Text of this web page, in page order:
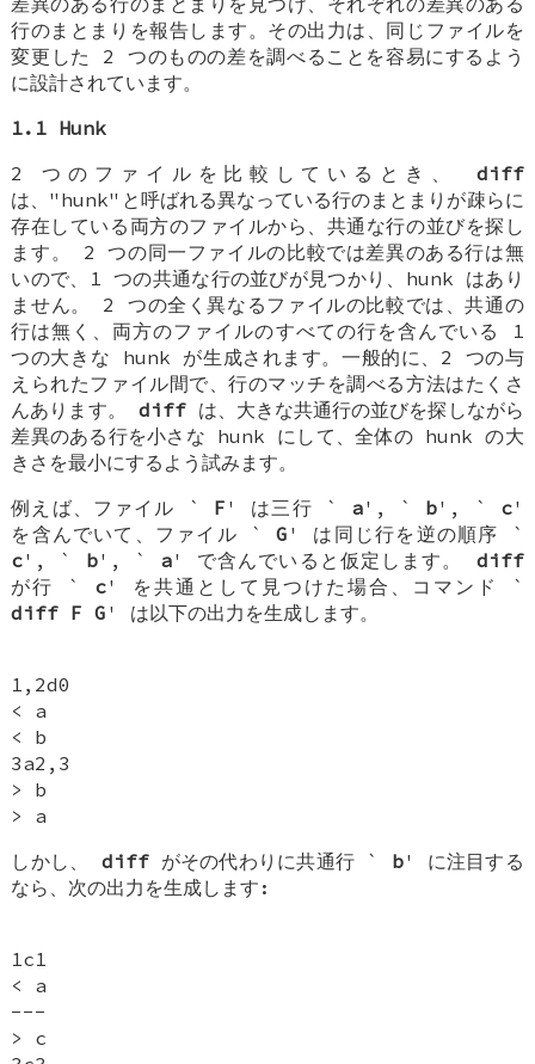
行のまとまりを報告します。その出力は、同じファイルを
変更した 2 つのものの差を調べることを容易にするよう
に設計されています。
1.1 Hunk
2 つのファイルを比較しているとき、 diff
は、"hunk"と呼ばれる異なっている行のまとまりが疎らに
存在している両方のファイルから、共通な行の並びを探し
ます。 2 つの同一ファイルの比較では差異のある行は無
いので、1 つの共通な行の並びが見つかり、hunk はあり
ません。 2 つの全く異なるファイルの比較では、共通の
行は無く、両方のファイルのすべての行を含んでいる 1
つの大きな hunk が生成されます。一般的に、2 つの与
えられたファイル間で、行のマッチを調べる方法はたくさ
んあります。 diffは、大きな共通行の並びを探しながら
差異のある行を小さな hunk にして、全体の hunk の大
きさを最小にするよう試みます。
例えば、ファイル ` F ' は三行 ` a', ` b', ` c'
を含んでいて、ファイル `G ' は同じ行を逆の順序 `
c', ` b', ` a' で含んでいると仮定します。 diff
が行 ` c' を共通として見つけた場合、コマンド `
diff F G ' は以下の出力を生成します。
1,2d0
< a
< b
3a2,3
> b
> a
しかし、 diffがその代わりに共通行 ` b' に注目する
なら、次の出力を生成します:
1c1
< a
---
> c